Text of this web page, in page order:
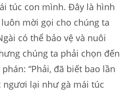
túc con mình. Đây là hình
mời gọi cho chúng ta
có thể bảo vệ và nuôi
chúng ta phải chọn đến
“Phải, đã biết bao lần
ngươi lại như gà mái túc